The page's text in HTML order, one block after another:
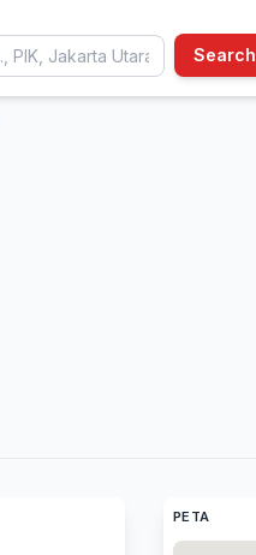
Search
PETA